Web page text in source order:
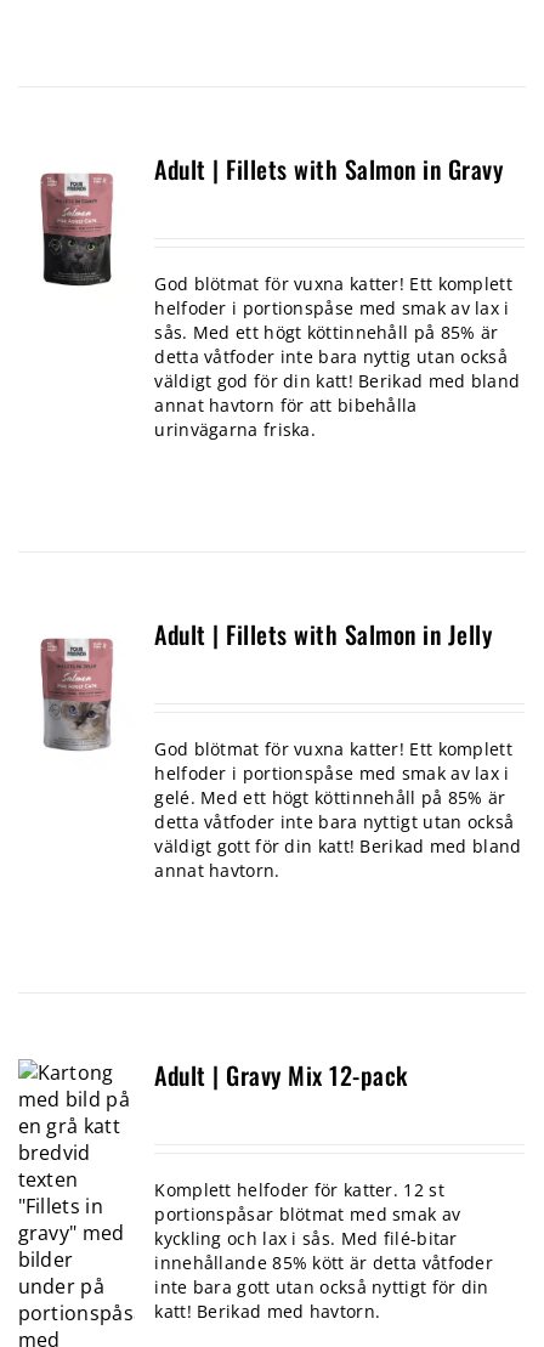
Adult | Fillets with Salmon in Gravy
God blötmat för vuxna katter! Ett komplett
helfoder i portionspåse med smak av lax i
sås. Med ett högt köttinnehåll på 85% är
detta våtfoder inte bara nyttig utan också
väldigt god för din katt! Berikad med bland
annat havtorn för att bibehålla
urinvägarna friska.
Adult | Fillets with Salmon in Jelly
God blötmat för vuxna katter! Ett komplett
helfoder i portionspåse med smak av lax i
gelé. Med ett högt köttinnehåll på 85% är
detta våtfoder inte bara nyttigt utan också
väldigt gott för din katt! Berikad med bland
annat havtorn.
Adult | Gravy Mix 12-pack
Komplett helfoder för katter. 12 st
portionspåsar blötmat med smak av
kyckling och lax i sås. Med filé-bitar
innehållande 85% kött är detta våtfoder
inte bara gott utan också nyttigt för din
katt! Berikad med havtorn.